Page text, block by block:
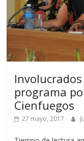
programa
Cienfuegos
27 mayo, 2017